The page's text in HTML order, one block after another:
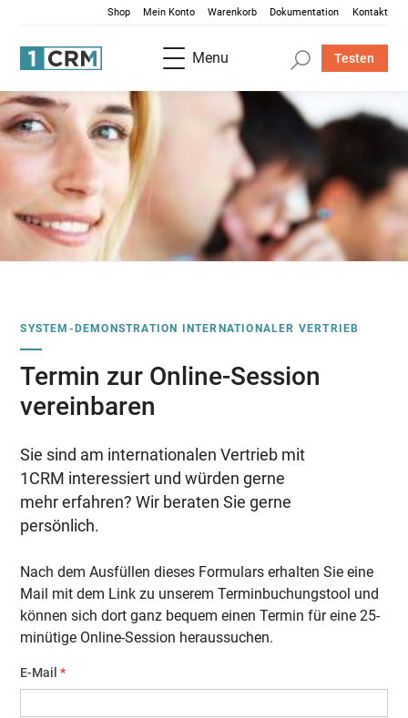
Shop Mein Konto Warenkorb Dokumentation Kontakt
Menu Testen
SYSTEM-DEMONSTRATION INTERNATIONALER VERTRIEB
Termin zur Online-Session
vereinbaren
Sie sind am internationalen Vertrieb mit
1CRM interessiert und würden gerne
mehr erfahren? Wir beraten Sie gerne
persönlich.
Nach dem Ausfüllen dieses Formulars erhalten Sie eine
Mail mit dem Link zu unserem Terminbuchungstool und
können sich dort ganz bequem einen Termin für eine 25-
minütige Online-Session heraussuchen.
E-Mail